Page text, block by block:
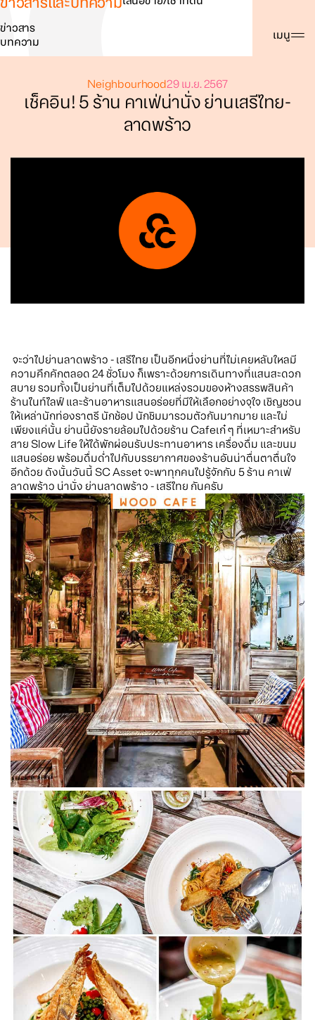
ค้นหา เมนู
ข่าวสาร
บทความ
Neighbourhood29 เม.ย. 2567
เช็คอิน! 5 ร้าน คาเฟ่น่านั่ง ย่านเสรีไทย-
ลาดพร้าว
จะว่าไปย่านลาดพร้าว - เสรีไทย เป็นอีกหนึ่งย่านที่ไม่เคยหลับใหลมี
ความคึกคักตลอด 24 ชั่วโมง ก็เพราะด้วยการเดินทางที่แสนสะดวก
สบาย รวมทั้งเป็นย่านที่เต็มไปด้วยแหล่งรวมของห้างสรรพสินค้า
ร้านไนท์ไลฟ์ และร้านอาหารแสนอร่อยที่มีให้เลือกอย่างจุใจ เชิญชวน
ให้เหล่านักท่องราตรี นักช้อป นักชิมมารวมตัวกันมากมาย และไม่
เพียงแค่นั้น ย่านนี้ยังรายล้อมไปด้วยร้าน Cafeเก๋ ๆ ที่เหมาะสำหรับ
สาย Slow Life ให้ได้พักผ่อนรับประทานอาหาร เครื่องดื่ม และขนม
แสนอร่อย พร้อมดื่มด่ำไปกับบรรยากาศของร้านอันน่าตื่นตาตื่นใจ
อีกด้วย ดังนั้นวันนี้ SC Asset จะพาทุกคนไปรู้จักกับ 5 ร้าน คาเฟ่
ลาดพร้าว น่านั่ง ย่านลาดพร้าว - เสรีไทย กันครับ